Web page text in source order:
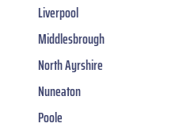
Liverpool
Middlesbrough
North Ayrshire
Nuneaton
Poole